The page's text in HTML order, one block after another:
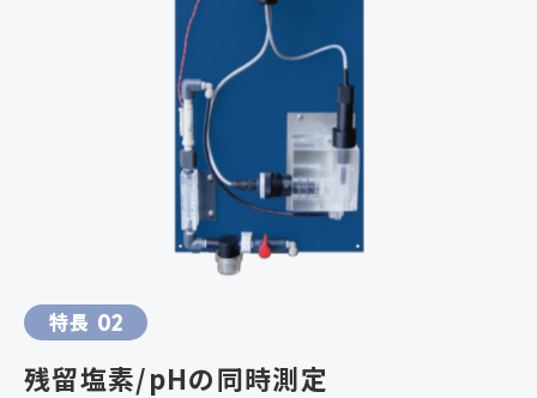
特長 02
残留塩素/pHの同時測定